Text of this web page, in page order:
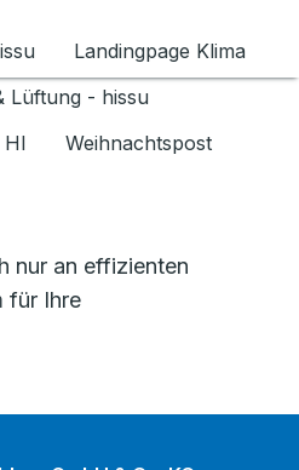
Landingpage Klima
Lüftung - hissu
HI
Weihnachtspost
nur an effizienten
für Ihre